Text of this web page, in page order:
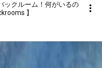
ックルーム！何がいるの
かな！？ 【 #escapethebackrooms 】